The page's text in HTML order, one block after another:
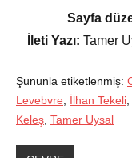
Sayfa
İleti Yazı: Tamer
Şununla etiketlenmiş:
Levebvre
İlhan Tekeli
Keleş Tamer Uysal